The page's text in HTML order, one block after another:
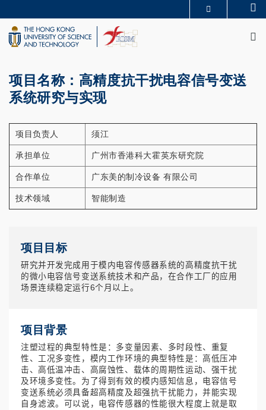
to
main
content
UNIVERSITY NEWS
LIFE@HKUST
项目名称：高精度抗干扰电容信号变送
系统研究与实现
项目负责人 须江
承担单位 广州市香港科大霍英东研究院
合作单位 广东美的制冷设备 有限公司
技术领域 智能制造
项目目标
研究并开发完成用于模内电容传感器系统的高精度抗干扰
的微小电容信号变送系统技术和产品，在合作工厂的应用
场景连续稳定运行6个月以上。
项目背景
注塑过程的典型特性是：多变量因素、多时段性、重复
性、工况多变性，模内工作环境的典型特性是：高低压冲
击、高低温冲击、高腐蚀性、载体的周期性运动、强干扰
及环境多变性。为了得到有效的模内感知信息，电容信号
变送系统必须具备超高精度及超强抗干扰能力，并能实现
自身滤波。可以说，电容传感器的性能很大程度上就是取